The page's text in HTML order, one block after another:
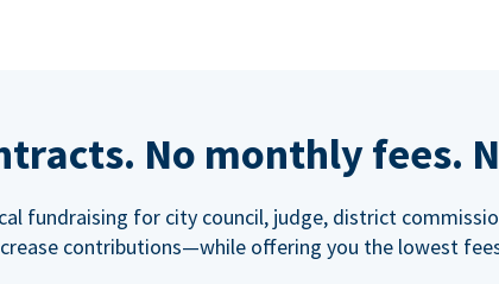
No monthly fees.
fundraising for city council, judge, district
contributions—while offering you the lowest